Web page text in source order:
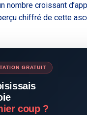
nombre croissant
chiffré de cette
GRATUIT
coup ?